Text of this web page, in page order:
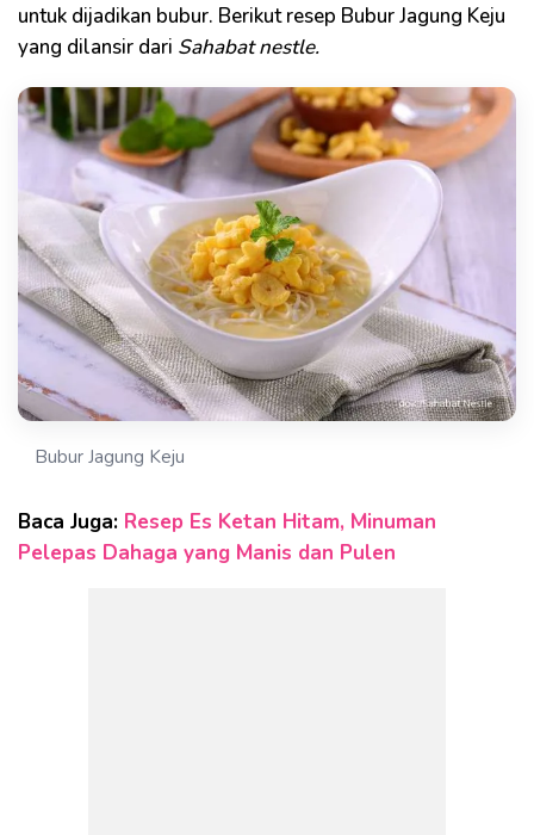
untuk dijadikan bubur. Berikut resep Bubur Jagung Keju
yang dilansir dari Sahabat nestle.
Bubur Jagung Keju
Baca Juga: Resep Es Ketan Hitam, Minuman
Pelepas Dahaga yang Manis dan Pulen